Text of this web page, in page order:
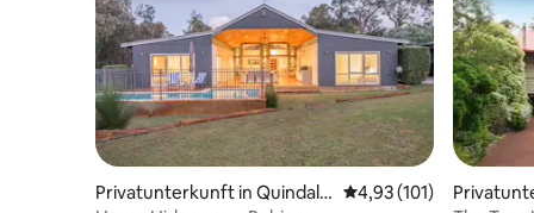
Privatunterkunft in Quindalu Durchschnittliche
4,93 (101)